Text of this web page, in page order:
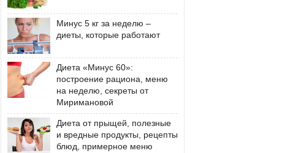
Минус 5 кг за неделю –
диеты, которые работают
Диета «Минус 60»:
построение рациона, меню
на неделю, секреты от
Миримановой
Диета от прыщей, полезные
и вредные продукты, рецепты
блюд, примерное меню